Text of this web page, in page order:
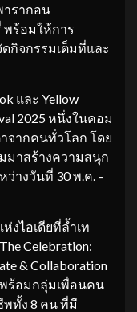
ารากอน
พร้อมให้การ
กิจกรรมเต็มที่และ
และ Yellow
2025 หนึ่งในคอม
จากคนทั่วโลก โดย
มาสร้างความสนุก
างวันที่ 30 พ.ค. –
ห่งไอเดียที่ล้ำเท
Celebration:
& Collaboration
ร้อมกลุ่มเพื่อนคน
ทั้ง 8 คน ที่มี